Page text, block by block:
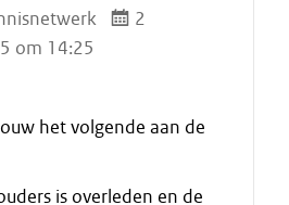
2
om 14:25
het volgende aan de
is overleden en de